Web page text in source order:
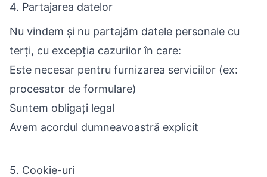
4. Partajarea datelor
Nu vindem și nu partajăm datele personale cu
terți, cu excepția cazurilor în care:
Este necesar pentru furnizarea serviciilor (ex:
procesator de formulare)
Suntem obligați legal
Avem acordul dumneavoastră explicit
5. Cookie-uri